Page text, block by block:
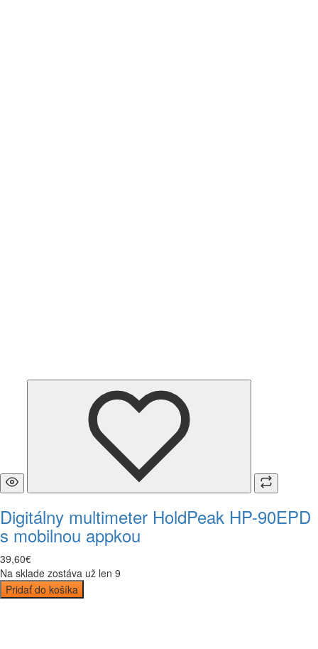
Digitálny multimeter HoldPeak HP-90EPD
s mobilnou appkou
39,60€
Na sklade zostáva už len 9
Pridať do košíka